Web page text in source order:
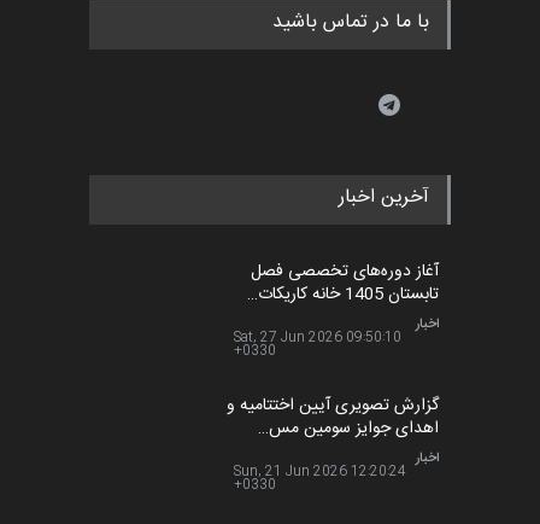
با ما در تماس باشید
آخرین اخبار
آغاز دوره‌های تخصصی فصل
تابستان 1405 خانه کاریکات…
اخبار
Sat, 27 Jun 2026 09:50:10
+0330
گزارش تصویری آیین اختتامیه و
اهدای جوایز سومین مس…
اخبار
Sun, 21 Jun 2026 12:20:24
+0330